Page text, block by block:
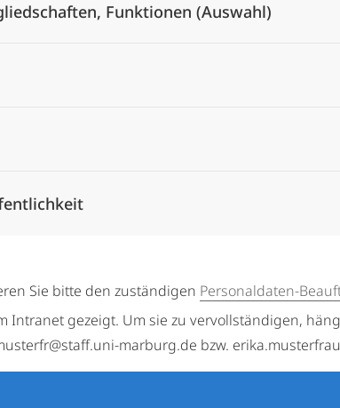
Funktionen (Auswahl)
Sie bitte den zuständigen Personaldaten-
Intranet gezeigt. Um sie zu vervollständigen,
marburg.de bzw.